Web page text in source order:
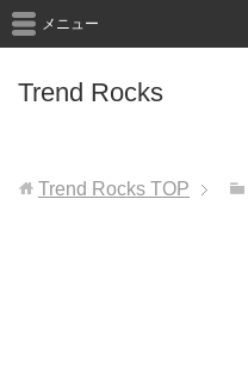
Trend Rocks
メニュー
Trend Rocks TOP